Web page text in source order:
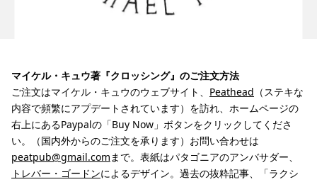
マイケル・キュウ著『クロッシング』のご注文方法
ご注文はマイケル・キュウのウェブサイト、 Peathead （ステキな
内容で頻繁にアプデートされています）を訪れ、ホームページの
右上にあるPaypalの「Buy Now」ボタンをクリックしてくださ
い。（国内外からのご注文を承ります）お問い合わせは
peatpub@gmail.comまで。表紙はパタゴニアのアンバサダー、
トレバー・ゴードンによるデザイン。過去の抜粋記事、「ラクシ